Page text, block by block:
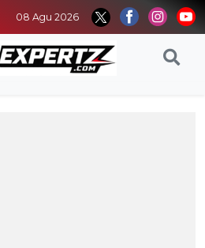
08 Agu 2026